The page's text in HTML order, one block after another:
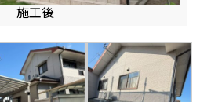
施工後